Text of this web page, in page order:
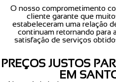
O nosso comprometimento
cliente garante que
estabeleceram uma relação
continuam retornando para
satisfação de serviços
PREÇOS JUSTOS
EM